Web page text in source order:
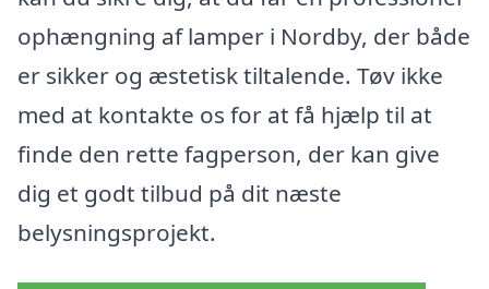
ophængning af lamper i Nordby, der både
er sikker og æstetisk tiltalende. Tøv ikke
med at kontakte os for at få hjælp til at
finde den rette fagperson, der kan give
dig et godt tilbud på dit næste
belysningsprojekt.